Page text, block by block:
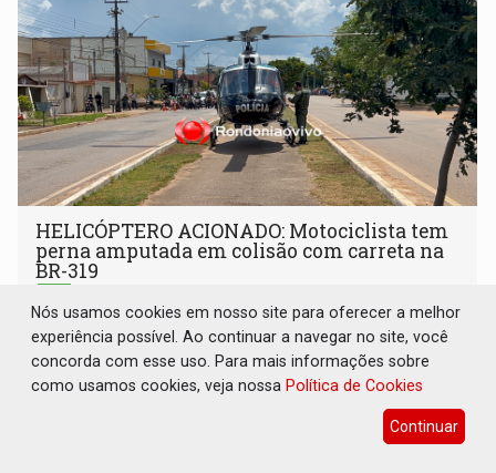
HELICÓPTERO ACIONADO: Motociclista tem
perna amputada em colisão com carreta na
BR-319
Polícia 05 de Agosto de 2026 às 12:47
Em razão do estado gravíssimo do paciente e da distância
em relação a capital, o suporte aéreo foi acionado
Nós usamos cookies em nosso site para oferecer a melhor
experiência possível. Ao continuar a navegar no site, você
concorda com esse uso. Para mais informações sobre
como usamos cookies, veja nossa Política de Cookies
Continuar